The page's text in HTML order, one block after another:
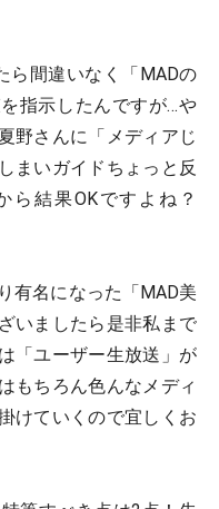
ら間違いなく「MADの
指示したんですが…や
野さんに「メディアじ
まいガイドちょっと反
ら結果OKですよね？
有名になった「MAD美
いましたら是非私まで
「ユーザー生放送」が
もちろん色んなメディ
けていくので宜しくお